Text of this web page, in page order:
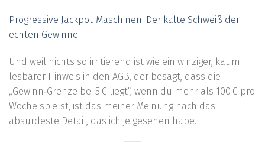
Progressive Jackpot-Maschinen: Der kalte Schweiß der
echten Gewinne
Und weil nichts so irritierend ist wie ein winziger, kaum
lesbarer Hinweis in den AGB, der besagt, dass die
„Gewinn‑Grenze bei 5 € liegt“, wenn du mehr als 100 € pro
Woche spielst, ist das meiner Meinung nach das
absurdeste Detail, das ich je gesehen habe.